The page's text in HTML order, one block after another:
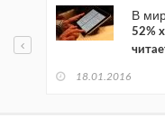
В
52%
18.01.2016